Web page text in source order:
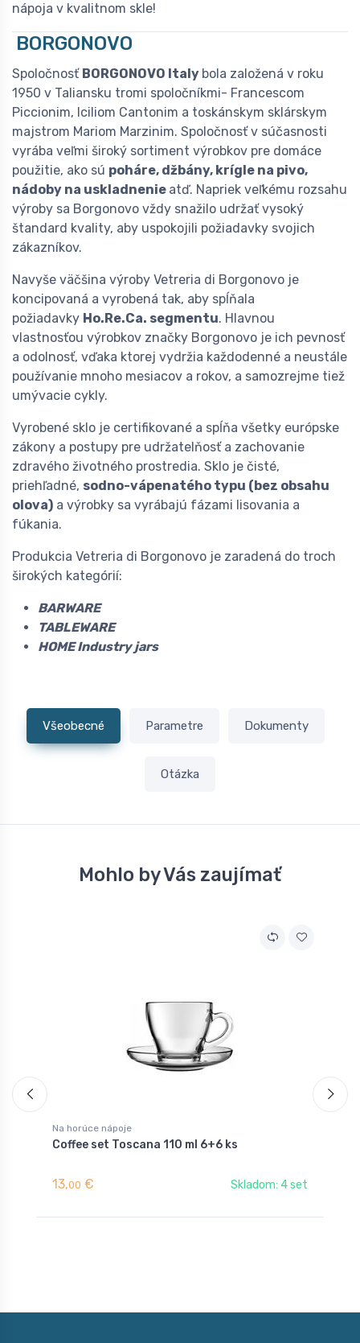
nápoja v kvalitnom skle!
BORGONOVO
Spoločnosť BORGONOVO Italy bola založená v roku
1950 v Taliansku tromi spoločníkmi- Francescom
Piccionim, Iciliom Cantonim a toskánskym sklárskym
majstrom Mariom Marzinim. Spoločnosť v súčasnosti
vyrába veľmi široký sortiment výrobkov pre domáce
použitie, ako sú poháre, džbány, krígle na pivo,
nádoby na uskladnenie atď. Napriek veľkému rozsahu
výroby sa Borgonovo vždy snažilo udržať vysoký
štandard kvality, aby uspokojili požiadavky svojich
zákazníkov.
Navyše väčšina výroby Vetreria di Borgonovo je
koncipovaná a vyrobená tak, aby spĺňala
požiadavky Ho.Re.Ca. segmentu. Hlavnou
vlastnosťou výrobkov značky Borgonovo je ich pevnosť
a odolnosť, vďaka ktorej vydržia každodenné a neustále
používanie mnoho mesiacov a rokov, a samozrejme tiež
umývacie cykly.
Vyrobené sklo je certifikované a spĺňa všetky európske
zákony a postupy pre udržatelňosť a zachovanie
zdravého životného prostredia. Sklo je čisté,
priehľadné, sodno-vápenatého typu (bez obsahu
olova) a výrobky sa vyrábajú fázami lisovania a
fúkania.
Produkcia Vetreria di Borgonovo je zaradená do troch
širokých kategórií:
BARWARE
TABLEWARE
HOME Industry jars
Všeobecné Parametre Dokumenty
Otázka
Mohlo by Vás zaujímať
Na horúce nápoje
Coffee set Toscana 110 ml 6+6 ks
13,00 € Skladom: 4 set